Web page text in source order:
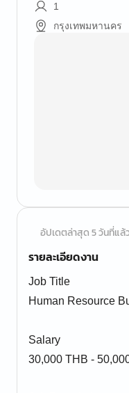
1
กรุงเทพมหานคร
อัปเดตล่าสุด 5 วันที่แล้
รายละเอียดงาน
Job Title
Human Resource
Salary
30,000 THB -